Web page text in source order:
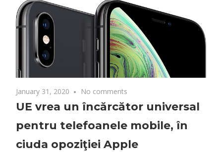
January 31, 2020 No comments
UE vrea un încărcător universal
pentru telefoanele mobile, în
ciuda opoziţiei Apple